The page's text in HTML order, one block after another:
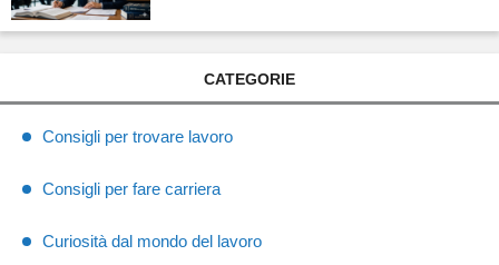
CATEGORIE
Consigli per trovare lavoro
Consigli per fare carriera
Curiosità dal mondo del lavoro